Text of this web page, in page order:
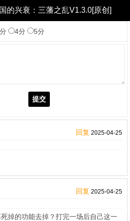
的兴衰：三藩之乱V1.3.0[原创]
4分 5分
提交
回复 2025-04-25
回复 2025-04-25
掉的功能去掉？打完一场后自己这一